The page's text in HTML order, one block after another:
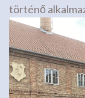
történő